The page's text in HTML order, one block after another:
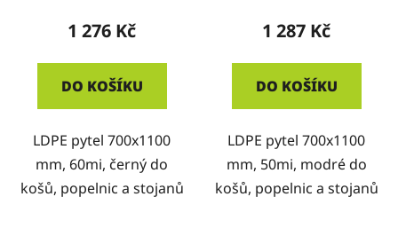
1 276 Kč
DO KOŠÍKU
LDPE pytel 700x1100
mm, 60mi, černý do
košů, popelnic a stojanů
1 287 Kč
DO KOŠÍKU
LDPE pytel 700x1100
mm, 50mi, modré do
košů, popelnic a stojanů